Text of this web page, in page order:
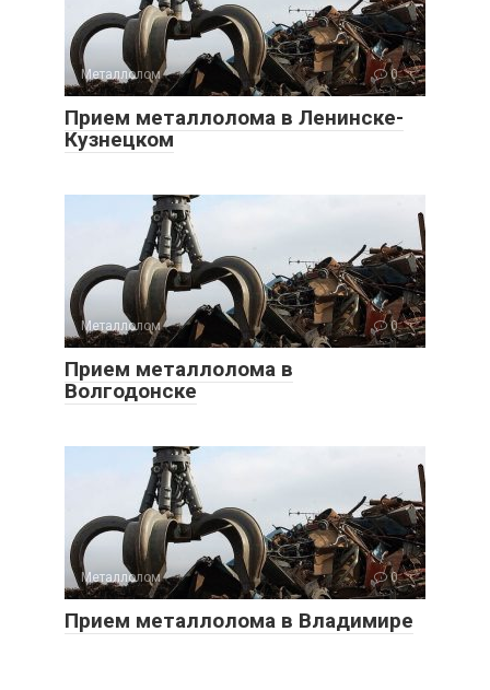
Металлолом 0
Прием металлолома в Ленинске-
Кузнецком
Металлолом 0
Прием металлолома в
Волгодонске
Металлолом 0
Прием металлолома в Владимире